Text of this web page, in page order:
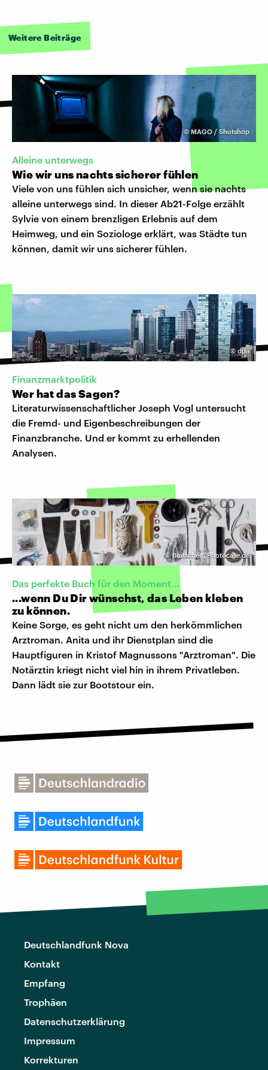
Weitere Beiträge
©MAGO / Shotshop
Alleine unterwegs
Wie wir uns nachts sicherer fühlen
Viele von uns fühlen sich unsicher, wenn sie nachts
alleine unterwegs sind. In dieser Ab21-Folge erzählt
Sylvie von einem brenzligen Erlebnis auf dem
Heimweg, und ein Soziologe erklärt, was Städte tun
können, damit wir uns sicherer fühlen.
©dpa
Finanzmarktpolitik
Wer hat das Sagen?
Literaturwissenschaftlicher Joseph Vogl untersucht
die Fremd- und Eigenbeschreibungen der
Finanzbranche. Und er kommt zu erhellenden
Analysen.
©Bratscher | Photocase.de
Das perfekte Buch für den Moment...
...wenn Du Dir wünschst, das Leben kleben
zu können.
Keine Sorge, es geht nicht um den herkömmlichen
Arztroman. Anita und ihr Dienstplan sind die
Hauptfiguren in Kristof Magnussons "Arztroman". Die
Notärztin kriegt nicht viel hin in ihrem Privatleben.
Dann lädt sie zur Bootstour ein.
Deutschlandfunk Nova
Kontakt
Empfang
Trophäen
Datenschutzerklärung
Impressum
Korrekturen